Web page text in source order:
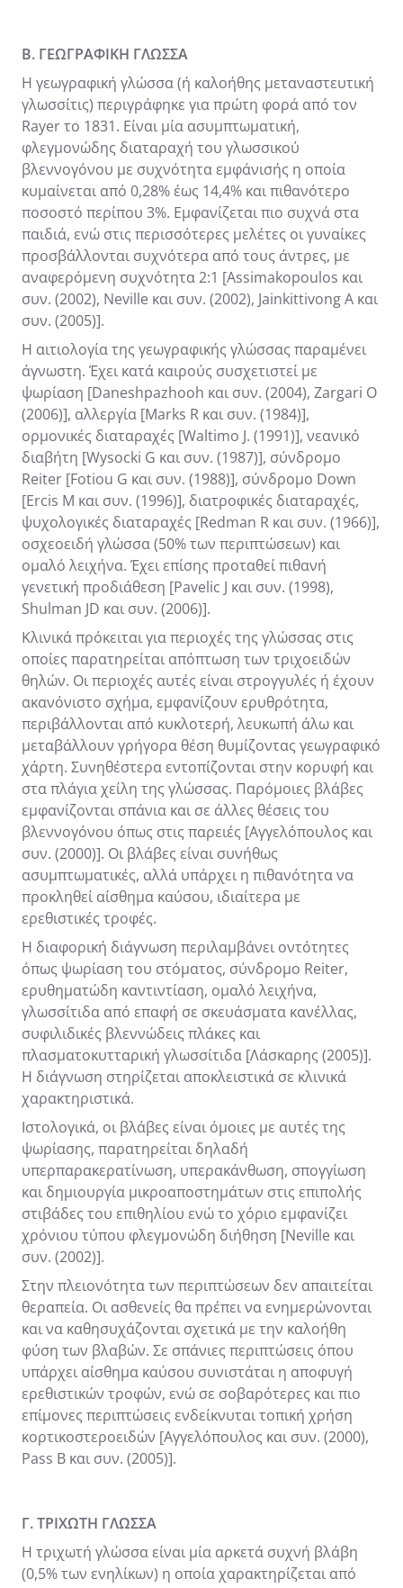
Β. ΓΕΩΓΡΑΦΙΚΗ ΓΛΩΣΣΑ
Η γεωγραφική γλώσσα (ή καλοήθης μεταναστευτική
γλωσσίτις) περιγράφηκε για πρώτη φορά από τον
Rayer το 1831. Είναι μία ασυμπτωματική,
φλεγμονώδης διαταραχή του γλωσσικού
βλεννογόνου με συχνότητα εμφάνισής η οποία
κυμαίνεται από 0,28% έως 14,4% και πιθανότερο
ποσοστό περίπου 3%. Εμφανίζεται πιο συχνά στα
παιδιά, ενώ στις περισσότερες μελέτες οι γυναίκες
προσβάλλονται συχνότερα από τους άντρες, με
αναφερόμενη συχνότητα 2:1 [Assimakopoulos και
συν. (2002), Neville και συν. (2002), Jainkittivong A και
συν. (2005)].
Η αιτιολογία της γεωγραφικής γλώσσας παραμένει
άγνωστη. Έχει κατά καιρούς συσχετιστεί με
ψωρίαση [Daneshpazhooh και συν. (2004), Zargari O
(2006)], αλλεργία [Marks R και συν. (1984)],
ορμονικές διαταραχές [Waltimo J. (1991)], νεανικό
διαβήτη [Wysocki G και συν. (1987)], σύνδρομο
Reiter [Fotiou G και συν. (1988)], σύνδρομο Down
[Ercis M και συν. (1996)], διατροφικές διαταραχές,
ψυχολογικές διαταραχές [Redman R και συν. (1966)],
οσχεοειδή γλώσσα (50% των περιπτώσεων) και
ομαλό λειχήνα. Έχει επίσης προταθεί πιθανή
γενετική προδιάθεση [Pavelic J και συν. (1998),
Shulman JD και συν. (2006)].
Κλινικά πρόκειται για περιοχές της γλώσσας στις
οποίες παρατηρείται απόπτωση των τριχοειδών
θηλών. Οι περιοχές αυτές είναι στρογγυλές ή έχουν
ακανόνιστο σχήμα, εμφανίζουν ερυθρότητα,
περιβάλλονται από κυκλοτερή, λευκωπή άλω και
μεταβάλλουν γρήγορα θέση θυμίζοντας γεωγραφικό
χάρτη. Συνηθέστερα εντοπίζονται στην κορυφή και
στα πλάγια χείλη της γλώσσας. Παρόμοιες βλάβες
εμφανίζονται σπάνια και σε άλλες θέσεις του
βλεννογόνου όπως στις παρειές [Αγγελόπουλος και
συν. (2000)]. Οι βλάβες είναι συνήθως
ασυμπτωματικές, αλλά υπάρχει η πιθανότητα να
προκληθεί αίσθημα καύσου, ιδιαίτερα με
ερεθιστικές τροφές.
Η διαφορική διάγνωση περιλαμβάνει οντότητες
όπως ψωρίαση του στόματος, σύνδρομο Reiter,
ερυθηματώδη καντιντίαση, ομαλό λειχήνα,
γλωσσίτιδα από επαφή σε σκευάσματα κανέλλας,
συφιλιδικές βλεννώδεις πλάκες και
πλασματοκυτταρική γλωσσίτιδα [Λάσκαρης (2005)].
Η διάγνωση στηρίζεται αποκλειστικά σε κλινικά
χαρακτηριστικά.
Ιστολογικά, οι βλάβες είναι όμοιες με αυτές της
ψωρίασης, παρατηρείται δηλαδή
υπερπαρακερατίνωση, υπερακάνθωση, σπογγίωση
και δημιουργία μικροαποστημάτων στις επιπολής
στιβάδες του επιθηλίου ενώ το χόριο εμφανίζει
χρόνιου τύπου φλεγμονώδη διήθηση [Neville και
συν. (2002)].
Στην πλειονότητα των περιπτώσεων δεν απαιτείται
θεραπεία. Οι ασθενείς θα πρέπει να ενημερώνονται
και να καθησυχάζονται σχετικά με την καλοήθη
φύση των βλαβών. Σε σπάνιες περιπτώσεις όπου
υπάρχει αίσθημα καύσου συνιστάται η αποφυγή
ερεθιστικών τροφών, ενώ σε σοβαρότερες και πιο
επίμονες περιπτώσεις ενδείκνυται τοπική χρήση
κορτικοστεροειδών [Αγγελόπουλος και συν. (2000),
Pass B και συν. (2005)].
Γ. ΤΡΙΧΩΤΗ ΓΛΩΣΣΑ
H τριχωτή γλώσσα είναι μία αρκετά συχνή βλάβη
(0,5% των ενηλίκων) η οποία χαρακτηρίζεται από